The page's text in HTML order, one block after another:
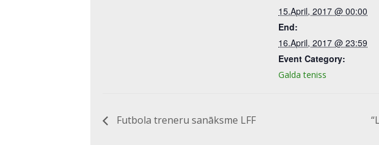
15.April, 2017 @ 00:00
End:
16.April, 2017 @ 23:59
Event Category:
Galda teniss
Futbola treneru sanāksme LFF